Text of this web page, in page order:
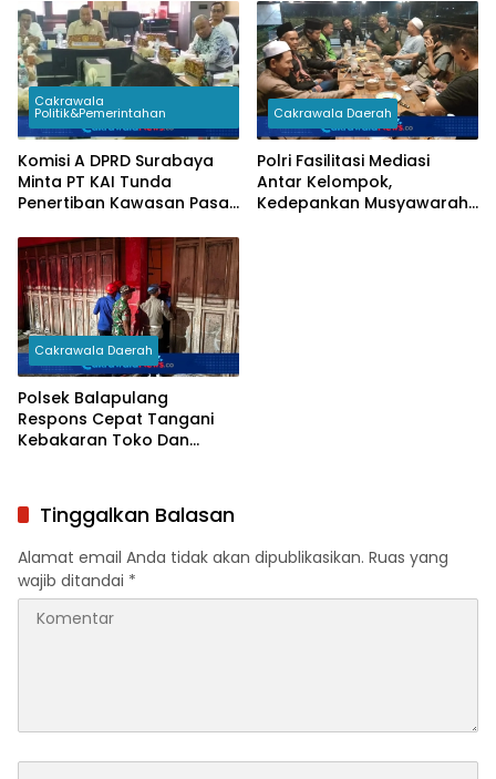
Cakrawala
Politik&Pemerintahan
Komisi A DPRD Surabaya
Minta PT KAI Tunda
Penertiban Kawasan Pasar
Rampung
Cakrawala Daerah
Polri Fasilitasi Mediasi
Antar Kelompok,
Kedepankan Musyawarah
Cakrawala Daerah
Polsek Balapulang
Respons Cepat Tangani
Kebakaran Toko Dan
Tinggalkan Balasan
Alamat email Anda tidak akan dipublikasikan. Ruas yang
wajib ditandai *